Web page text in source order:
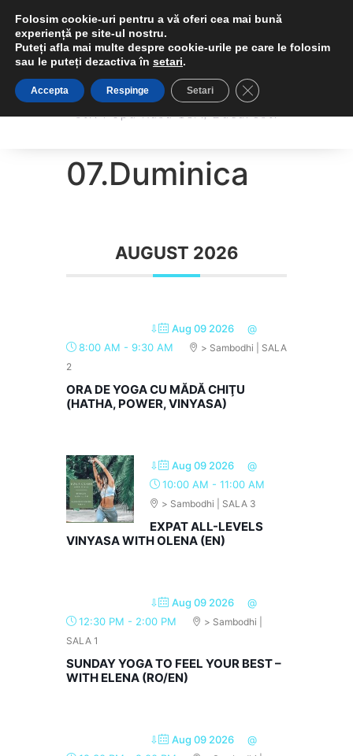
Sambodhi Studio
str. Popa Rusu 16A, Bucuresti
Sambodhi Studio
07.Duminica
AUGUST 2026
⇩ Aug 09 2026
@
8:00 AM - 9:30 AM
> Sambodhi | SALA
2
ORA DE YOGA CU MĂDĂ CHIŢU
(HATHA, POWER, VINYASA)
⇩ Aug 09 2026
@
10:00 AM - 11:00 AM
> Sambodhi | SALA 3
EXPAT ALL-LEVELS
VINYASA WITH OLENA (EN)
⇩ Aug 09 2026
@
12:30 PM - 2:00 PM
> Sambodhi |
SALA 1
SUNDAY YOGA TO FEEL YOUR BEST –
WITH ELENA (RO/EN)
⇩ Aug 09 2026
@
Folosim cookie-uri pentru a vă oferi cea mai bună
experiență pe site-ul nostru.
Puteți afla mai multe despre cookie-urile pe care le folosim
sau le puteți dezactiva în setari.
Accepta Respinge Setari Close GDPR Cookie